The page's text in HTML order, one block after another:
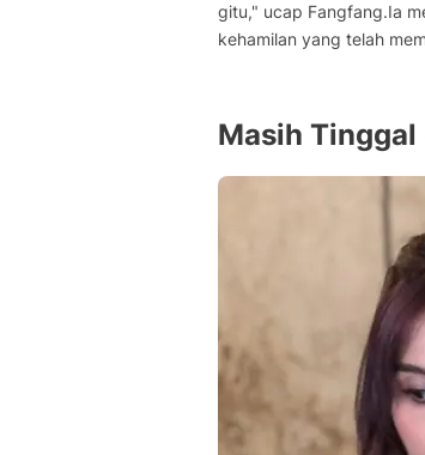
gitu," ucap Fangfang.Ia
kehamilan yang telah
Masih Tinggal